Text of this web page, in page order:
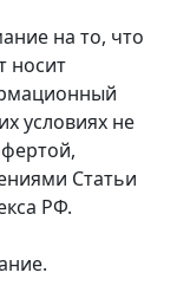
на то, что
носит
условиях не
Статьи
РФ.